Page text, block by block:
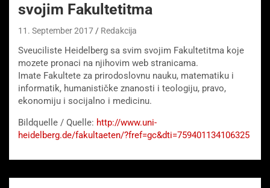
svojim Fakultetitma
11. September 2017 Redakcija
Sveuciliste Heidelberg sa svim svojim Fakultetitma koje
mozete pronaci na njihovim web stranicama.
Imate Fakultete za prirodoslovnu nauku, matematiku i
informatik, humanističke znanosti i teologiju, pravo,
ekonomiju i socijalno i medicinu.
Bildquelle / Quelle: http://www.uni-
heidelberg.de/fakultaeten/?fref=gc&dti=759401134106325